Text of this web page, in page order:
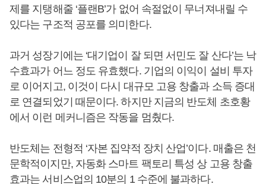
제를 지탱해줄 ‘플랜B’가 없어 속절없이 무너져내릴 수
있다는 구조적 공포를 의미한다.
과거 성장기에는 ‘대기업이 잘 되면 서민도 잘 산다’는 낙
수효과가 어느 정도 유효했다. 기업의 이익이 설비 투자
로 이어지고, 이것이 다시 대규모 고용 창출과 소득 증대
로 연결되었기 때문이다. 하지만 지금의 반도체 초호황
에서 이런 메커니즘은 작동을 멈췄다.
반도체는 전형적 ‘자본 집약적 장치 산업’이다. 매출은 천
문학적이지만, 자동화 스마트 팩토리 특성 상 고용 창출
효과는 서비스업의 10분의 1 수준에 불과하다.